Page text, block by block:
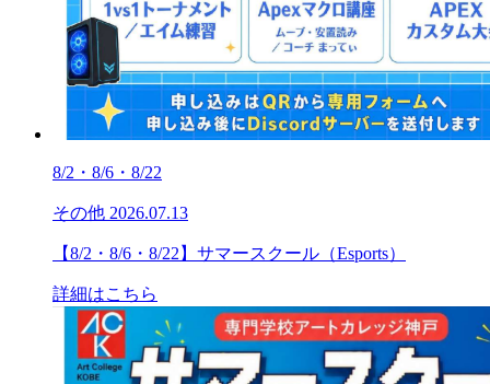
8/2・8/6・8/22
その他 2026.07.13
【8/2・8/6・8/22】サマースクール（Esports）
詳細はこちら